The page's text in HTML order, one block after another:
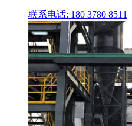
联系电话: 180 3780 8511